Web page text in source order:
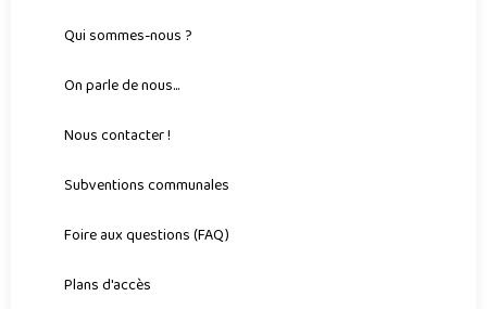
Qui sommes-nous ?
On parle de nous...
Nous contacter !
Subventions communales
Foire aux questions (FAQ)
Plans d'accès